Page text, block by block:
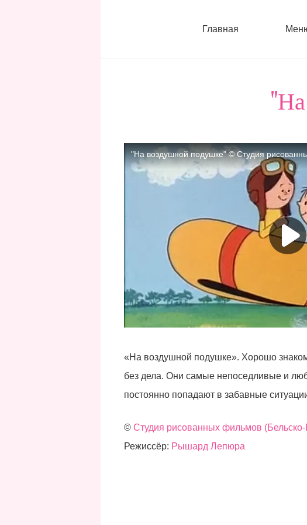
Главная
«На воздушной подушке». Хорошо
без дела. Они самые непоседливые и
постоянно попадают в забавные
© Студия рисованных фильмов
Режиссёр: Рышард Лепюра